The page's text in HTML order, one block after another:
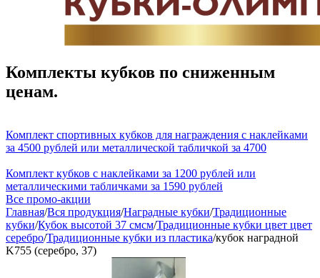
Комплекты кубков по сниженным
ценам.
Комплект спортивных кубков для награждения с наклейками
за 4500 рублей или металлической табличкой за 4700
Комплект кубков с наклейками за 1200 рублей или
металлическими табличками за 1590 рублей
Все промо-акции
Главная/Вся продукция/Наградные кубки/Традиционные
кубки/Кубок высотой 37 смсм/Традиционные кубки цвет цвет
серебро/Традиционные кубки из пластика/кубок наградной
K755 (серебро, 37)